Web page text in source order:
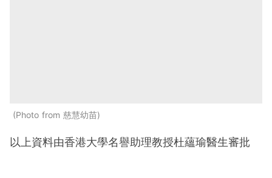
Photo from 慈慧幼苗
以上資料由香港大學名譽助理教授杜蘊瑜醫生審批